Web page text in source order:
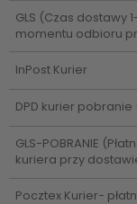
GLS (Czas dostawy
momentu odbioru
InPost Kurier
DPD kurier pobranie
GLS-POBRANIE
kuriera przy
Pocztex Kurier-